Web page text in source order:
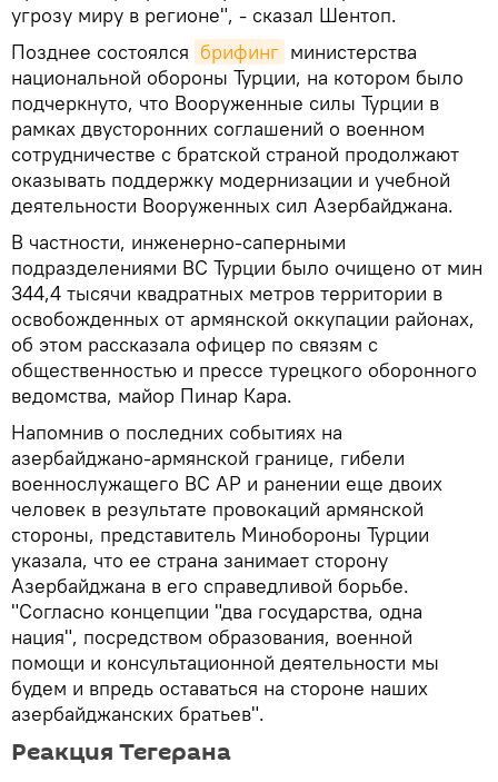
угрозу миру в регионе", - сказал Шентоп.
Позднее состоялся брифинг министерства
национальной обороны Турции, на котором было
подчеркнуто, что Вооруженные силы Турции в
рамках двусторонних соглашений о военном
сотрудничестве с братской страной продолжают
оказывать поддержку модернизации и учебной
деятельности Вооруженных сил Азербайджана.
В частности, инженерно-саперными
подразделениями ВС Турции было очищено от мин
344,4 тысячи квадратных метров территории в
освобожденных от армянской оккупации районах,
об этом рассказала офицер по связям с
общественностью и прессе турецкого оборонного
ведомства, майор Пинар Кара.
Напомнив о последних событиях на
азербайджано-армянской границе, гибели
военнослужащего ВС АР и ранении еще двоих
человек в результате провокаций армянской
стороны, представитель Минобороны Турции
указала, что ее страна занимает сторону
Азербайджана в его справедливой борьбе.
"Согласно концепции "два государства, одна
нация", посредством образования, военной
помощи и консультационной деятельности мы
будем и впредь оставаться на стороне наших
азербайджанских братьев".
Реакция Тегерана